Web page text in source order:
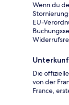
Wenn du
EU-
Die
von der
France,